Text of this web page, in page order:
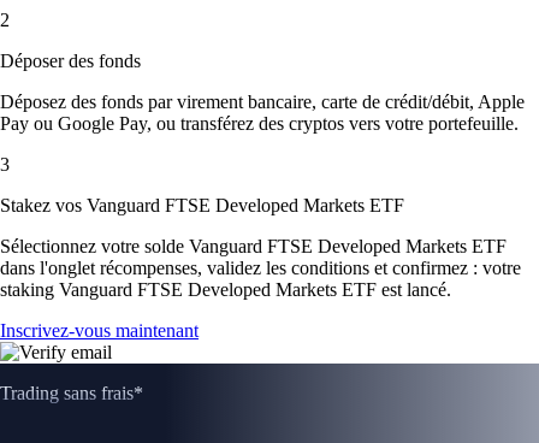
2
Déposer des fonds
Déposez des fonds par virement bancaire, carte de crédit/débit, Apple
Pay ou Google Pay, ou transférez des cryptos vers votre portefeuille.
3
Stakez vos Vanguard FTSE Developed Markets ETF
Sélectionnez votre solde Vanguard FTSE Developed Markets ETF
dans l'onglet récompenses, validez les conditions et confirmez : votre
staking Vanguard FTSE Developed Markets ETF est lancé.
Inscrivez-vous maintenant
Trading sans frais*